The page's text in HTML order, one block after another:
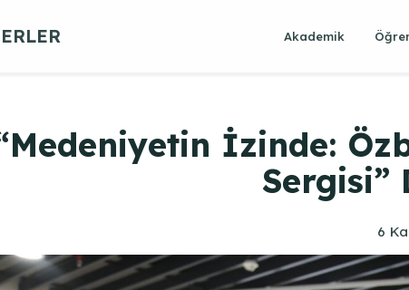
Akademik
İzinde:
Sergisi”
6